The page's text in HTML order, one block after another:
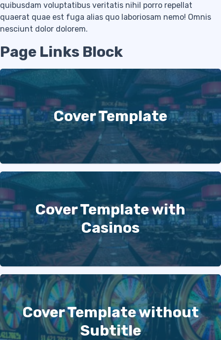
quibusdam voluptatibus veritatis nihil porro repellat
quaerat quae est fuga alias quo laboriosam nemo! Omnis
nesciunt dolor dolorem.
Page Links Block
Cover Template
Cover Template with
Casinos
Cover Template without
Subtitle